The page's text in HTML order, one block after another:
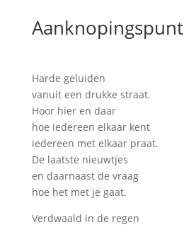
Aanknopingspunt
Harde geluiden
vanuit een drukke straat.
Hoor hier en daar
hoe iedereen elkaar kent
iedereen met elkaar praat.
De laatste nieuwtjes
en daarnaast de vraag
hoe het met je gaat.
Verdwaald in de regen